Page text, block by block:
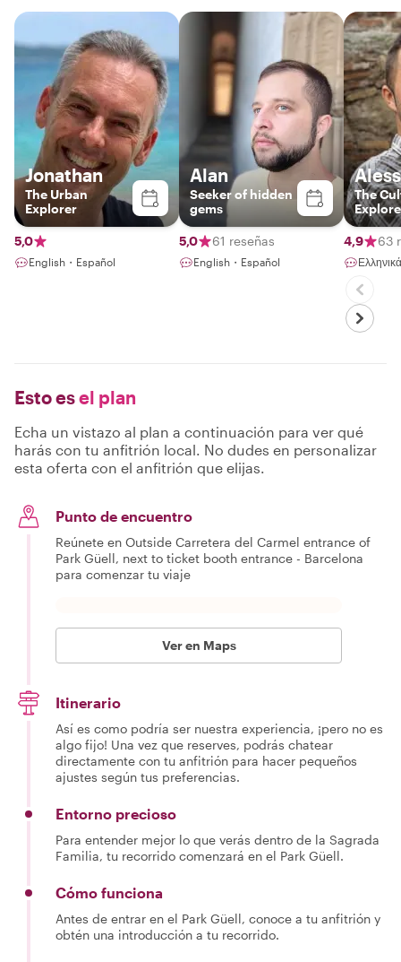
Jonathan
The Urban
Explorer
5,0
English・Español
Alan
Seeker of hidden
gems
5,0 61 reseñas
English・Español
The
4,9 63
Esto esel plan
Echa un vistazo al plan a continuación para ver qué
harás con tu anfitrión local. No dudes en personalizar
esta oferta con el anfitrión que elijas.
Punto de encuentro
Reúnete en Outside Carretera del Carmel entrance of
Park Güell, next to ticket booth entrance - Barcelona
para comenzar tu viaje
Ver en Maps
Itinerario
Así es como podría ser nuestra experiencia, ¡pero no es
algo fijo! Una vez que reserves, podrás chatear
directamente con tu anfitrión para hacer pequeños
ajustes según tus preferencias.
Entorno precioso
Para entender mejor lo que verás dentro de la Sagrada
Familia, tu recorrido comenzará en el Park Güell.
Cómo funciona
Antes de entrar en el Park Güell, conoce a tu anfitrión y
obtén una introducción a tu recorrido.